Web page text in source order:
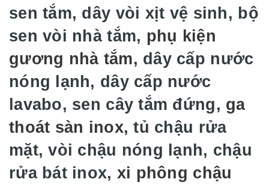
sen tắm, dây vòi xịt vệ sinh, bộ
sen vòi nhà tắm, phụ kiện
gương nhà tắm, dây cấp nước
nóng lạnh, dây cấp nước
lavabo, sen cây tắm đứng, ga
thoát sàn inox, tủ chậu rửa
mặt, vòi chậu nóng lạnh, chậu
rửa bát inox, xi phông chậu